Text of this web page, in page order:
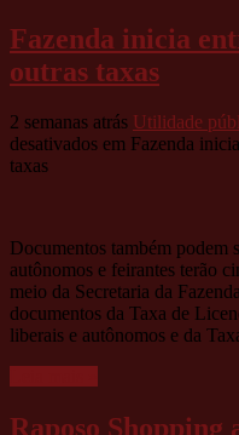
Fazenda inicia
outras taxas
2 semanas atrás Utilidade
desativados em Fazenda
taxas
Documentos também podem
autônomos e feirantes terão
meio da Secretaria da
documentos da Taxa de
liberais e autônomos e da
Raposo Shopping